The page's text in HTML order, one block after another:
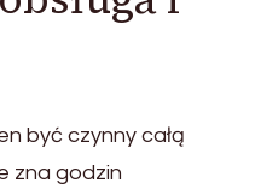
być czynny całą
zna godzin